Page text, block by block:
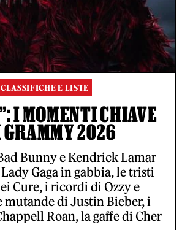
CLASSIFICHE E LISTE
I MOMENTI CHIAVE
GRAMMY 2026
Bunny e Kendrick Lamar
Gaga in gabbia, le tristi
Cure, i ricordi di Ozzy e
mutande di Justin Bieber, i
Roan, la gaffe di Cher